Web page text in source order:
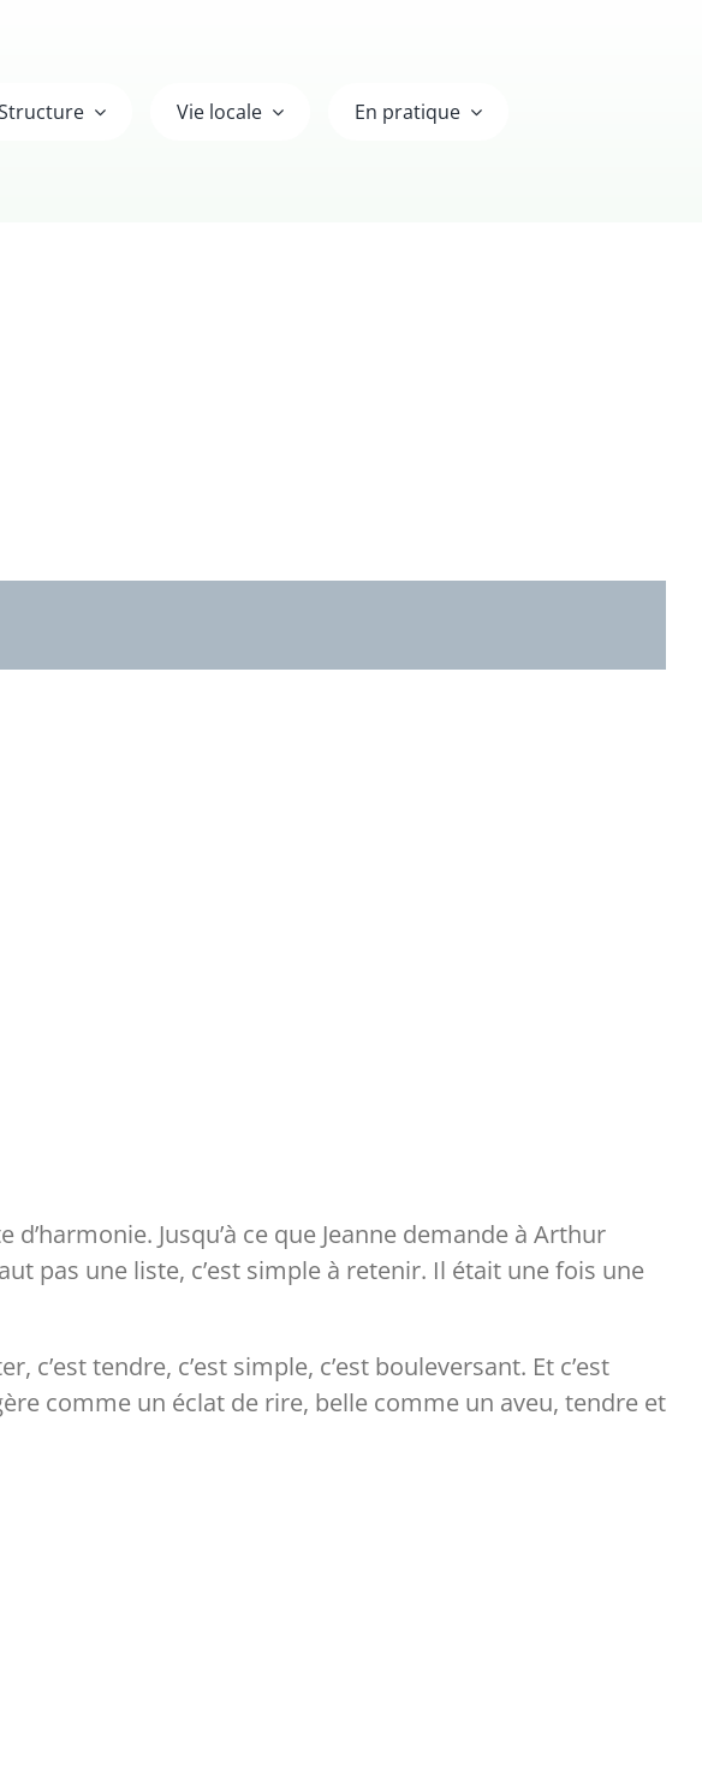
Vie locale En pratique
Jusqu’à ce que Jeanne demande à Arthur
pas une liste, c’est simple à retenir. Il était une fois une
tendre, c’est simple, c’est bouleversant. Et c’est
comme un éclat de rire, belle comme un aveu, tendre et